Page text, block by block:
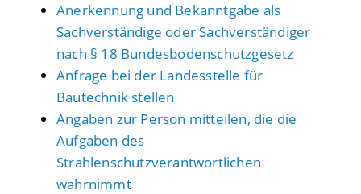
Anerkennung und Bekanntgabe als
Sachverständige oder Sachverständiger
nach § 18 Bundesbodenschutzgesetz
Anfrage bei der Landesstelle für
Bautechnik stellen
Angaben zur Person mitteilen, die die
Aufgaben des
Strahlenschutzverantwortlichen
wahrnimmt